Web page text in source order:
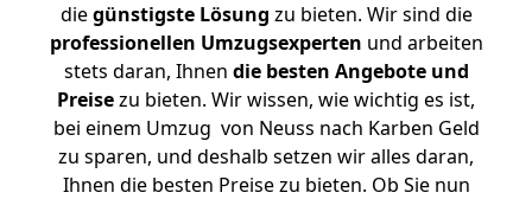
diegünstigste Lösung zu bieten. Wir sind die
professionellen Umzugsexperten und arbeiten
stets daran, Ihnen die besten Angebote und
Preisezu bieten. Wir wissen, wie wichtig es ist,
bei einem Umzug von Neuss nach Karben Geld
zu sparen, und deshalb setzen wir alles daran,
Ihnen die besten Preise zu bieten. Ob Sie nun